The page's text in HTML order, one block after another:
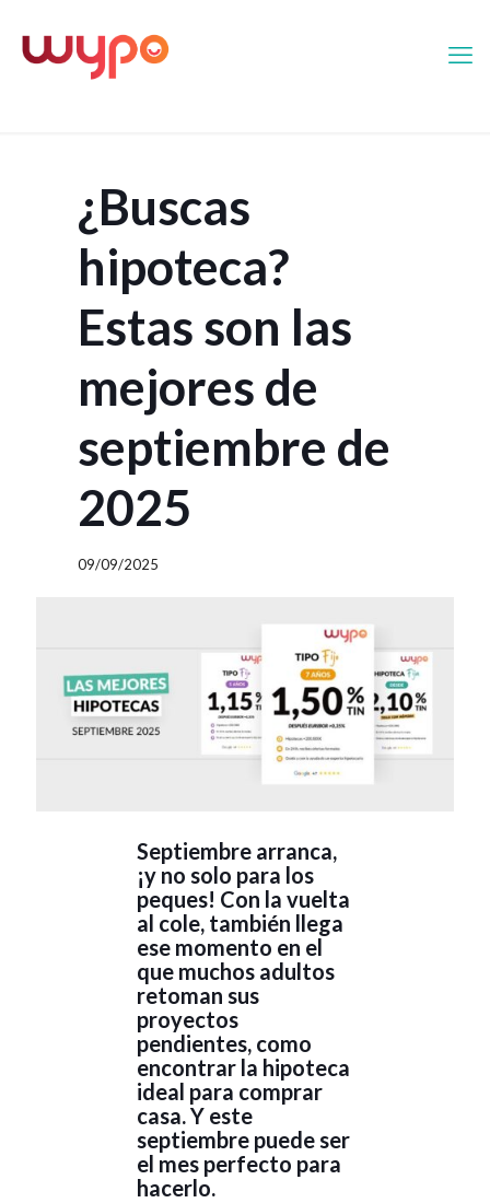
¿Buscas
hipoteca?
Estas son las
mejores de
septiembre de
2025
09/09/2025
Septiembre arranca,
¡y no solo para los
peques! Con la vuelta
al cole, también llega
ese momento en el
que muchos adultos
retoman sus
proyectos
pendientes, como
encontrar la hipoteca
ideal para comprar
casa. Y este
septiembre puede ser
el mes perfecto para
hacerlo.